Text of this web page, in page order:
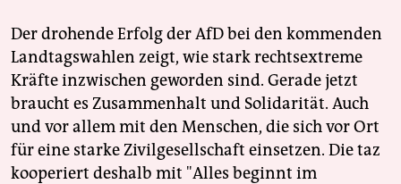
Der drohende Erfolg der AfD bei den kommenden
Landtagswahlen zeigt, wie stark rechtsextreme
Kräfte inzwischen geworden sind. Gerade jetzt
braucht es Zusammenhalt und Solidarität. Auch
und vor allem mit den Menschen, die sich vor Ort
für eine starke Zivilgesellschaft einsetzen. Die taz
kooperiert deshalb mit "Alles beginnt im